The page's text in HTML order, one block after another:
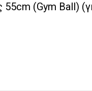
(Gym Ball)